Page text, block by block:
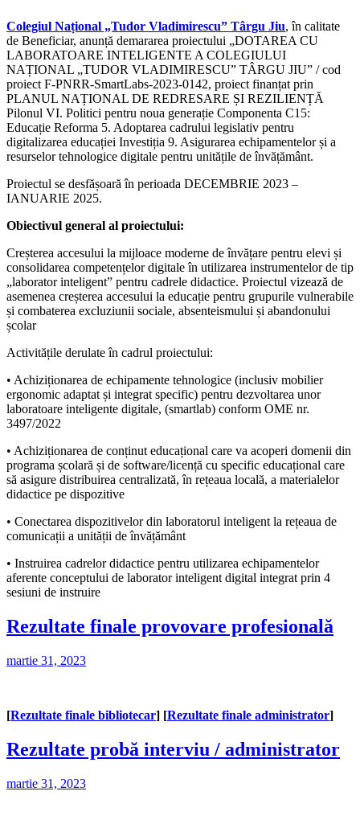
Colegiul Național „Tudor Vladimirescu” Târgu Jiu, în calitate
de Beneficiar, anunță demararea proiectului „DOTAREA CU
LABORATOARE INTELIGENTE A COLEGIULUI
NAȚIONAL „TUDOR VLADIMIRESCU” TÂRGU JIU” / cod
proiect F-PNRR-SmartLabs-2023-0142, proiect finanțat prin
PLANUL NAȚIONAL DE REDRESARE ȘI REZILIENȚĂ
Pilonul VI. Politici pentru noua generație Componenta C15:
Educație Reforma 5. Adoptarea cadrului legislativ pentru
digitalizarea educației Investiția 9. Asigurarea echipamentelor și a
resurselor tehnologice digitale pentru unitățile de învățământ.
Proiectul se desfășoară în perioada DECEMBRIE 2023 –
IANUARIE 2025.
Obiectivul general al proiectului:
Creșterea accesului la mijloace moderne de învățare pentru elevi și
consolidarea competențelor digitale în utilizarea instrumentelor de tip
„laborator inteligent” pentru cadrele didactice. Proiectul vizează de
asemenea creșterea accesului la educație pentru grupurile vulnerabile
și combaterea excluziunii sociale, absenteismului și abandonului
școlar
Activitățile derulate în cadrul proiectului:
• Achiziționarea de echipamente tehnologice (inclusiv mobilier
ergonomic adaptat și integrat specific) pentru dezvoltarea unor
laboratoare inteligente digitale, (smartlab) conform OME nr.
3497/2022
• Achiziționarea de conținut educațional care va acoperi domenii din
programa școlară și de software/licență cu specific educațional care
să asigure distribuirea centralizată, în rețeaua locală, a materialelor
didactice pe dispozitive
• Conectarea dispozitivelor din laboratorul inteligent la rețeaua de
comunicații a unității de învățământ
• Instruirea cadrelor didactice pentru utilizarea echipamentelor
aferente conceptului de laborator inteligent digital integrat prin 4
sesiuni de instruire
Rezultate finale provovare profesională
martie 31, 2023
[Rezultate finale bibliotecar] [Rezultate finale administrator]
Rezultate probă interviu / administrator
martie 31, 2023